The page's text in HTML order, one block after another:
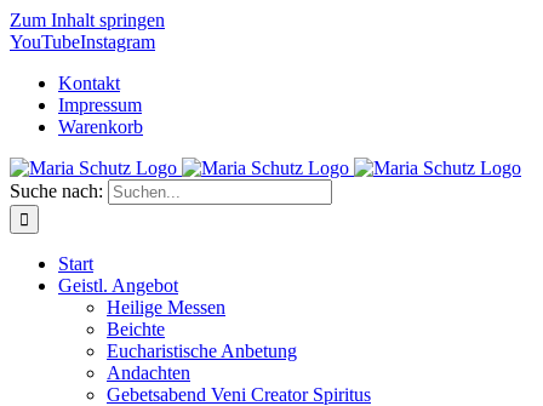
Zum Inhalt springen
YouTubeInstagram
Kontakt
Impressum
Warenkorb
Suche nach:
Start
Geistl. Angebot
Heilige Messen
Beichte
Eucharistische Anbetung
Andachten
Gebetsabend Veni Creator Spiritus